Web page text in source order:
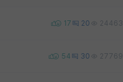
17 20 24463
54 30 27769